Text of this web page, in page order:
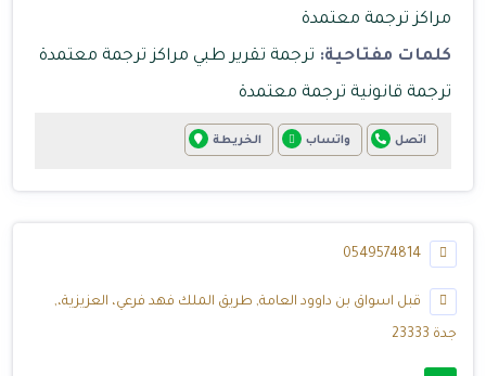
مراكز ترجمة معتمدة
كلمات مفتاحية: ترجمة تقرير طبي مراكز ترجمة معتمدة
ترجمة قانونية ترجمة معتمدة
اتصل واتساب الخريطة
قبل اسواق بن داوود العامة, طريق الملك فهد فرعي، العزيزية،,
جدة 23333